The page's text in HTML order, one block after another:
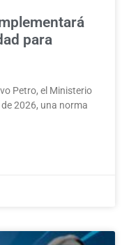
para
Petro, el Ministerio
2026, una norma